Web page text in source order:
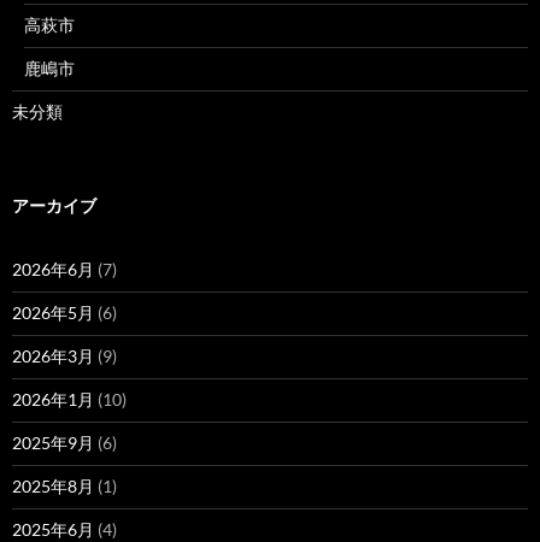
高萩市
鹿嶋市
未分類
アーカイブ
2026年6月 (7)
2026年5月 (6)
2026年3月 (9)
2026年1月 (10)
2025年9月 (6)
2025年8月 (1)
2025年6月 (4)